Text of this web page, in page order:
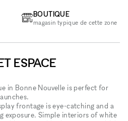
BOUTIQUE
magasin typique de cette zone
ESPACE
in Bonne Nouvelle is perfect for
frontage is eye-catching and a
exposure. Simple interiors of white